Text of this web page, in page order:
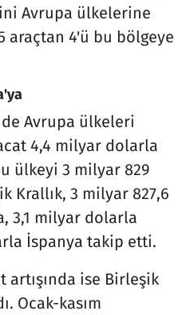
Avrupa ülkelerine
araçtan 4'ü bu bölgeye
Avrupa ülkeleri
4,4 milyar dolarla
ülkeyi 3 milyar 829
Krallık, 3 milyar 827,6
3,1 milyar dolarla
İspanya takip etti.
artışında ise Birleşik
Ocak-kasım